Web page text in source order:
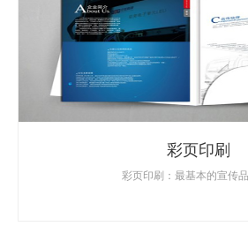
彩页印刷
彩页印刷：最基本的宣传